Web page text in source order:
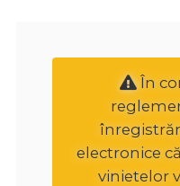
În
electronice
vinietelor